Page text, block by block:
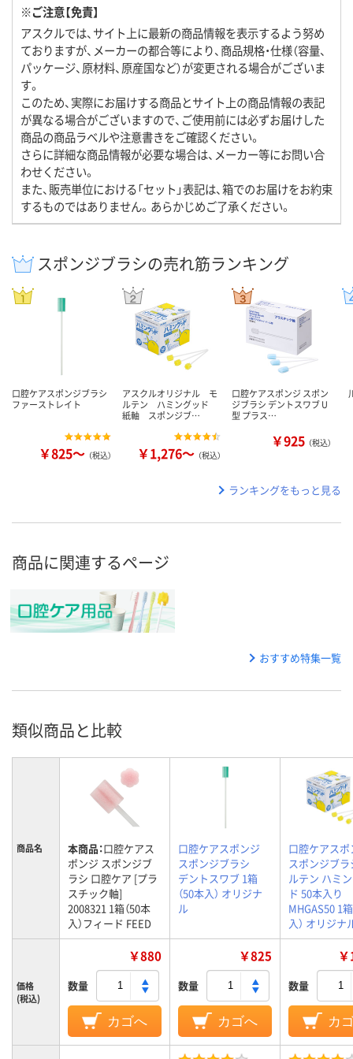
※ご注意【免責】
アスクルでは、サイト上に最新の商品情報を表示するよう努め
ておりますが、メーカーの都合等により、商品規格・仕様（容量、
パッケージ、原材料、原産国など）が変更される場合がございま
す。
このため、実際にお届けする商品とサイト上の商品情報の表記
が異なる場合がございますので、ご使用前には必ずお届けした
商品の商品ラベルや注意書きをご確認ください。
さらに詳細な商品情報が必要な場合は、メーカー等にお問い合
わせください。
また、販売単位における「セット」表記は、箱でのお届けをお約束
するものではありません。あらかじめご了承ください。
スポンジブラシの売れ筋ランキング
口腔ケアスポンジブラシ
ファーストレイト
￥825～ （税込）
アスクルオリジナル モ
ルテン ハミングッド
紙軸 スポンジブ…
￥1,276～ （税込）
口腔ケアスポンジ スポン
ジブラシ デントスワブ U
型 プラス…
￥925 （税込）
ランキングをもっと見る
商品に関連するページ
おすすめ特集一覧
類似商品と比較
商品名 本商品：口腔ケアス
ポンジ スポンジブ
ラシ 口腔ケア [プラ
スチック軸]
2008321 1箱（50本
入）フィード FEED
口腔ケアスポンジ
スポンジブラシ
デントスワブ 1箱
（50本入） オリジナ
ル
口腔ケアスポ
スポンジブラ
ルテン ハミ
ド 50本入り
MHGAS50 1
入） オリジナ
価格
(税込)
￥880
数量
カゴへ
￥825
数量
カゴへ
数量
カ